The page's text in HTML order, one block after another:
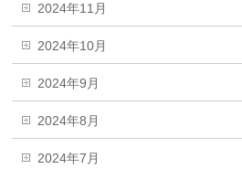
2024年11月
2024年10月
2024年9月
2024年8月
2024年7月